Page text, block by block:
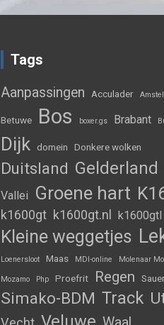
Tags
Aanpassingen Acculader Amstel
Betuwe Bos boxer.gs Brabant
Dijk domein Donkere wolken
Duitsland Gelderland
Vallei
Groene hart
k1600gt k1600gt.nl k1600gtl
Kleine weggetjes
Loenersloot Maas MDI-online Molenaar
Mozamo Php Proefrit Regen
Simako-BDM Track